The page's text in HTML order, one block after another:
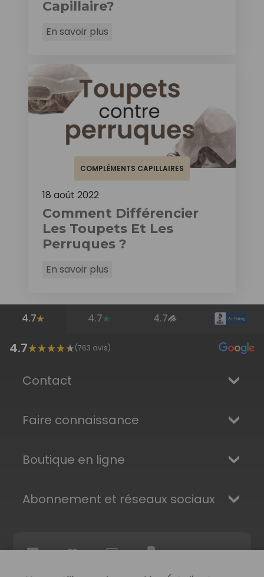
Capillaire?
En savoir plus
COMPLÉMENTS CAPILLAIRES
18 août 2022
Comment Différencier
Les Toupets Et Les
Perruques ?
En savoir plus
4.7 4.7 4.7
4.7 (763 avis)
Contact
Faire connaissance
Boutique en ligne
Abonnement et réseaux sociaux